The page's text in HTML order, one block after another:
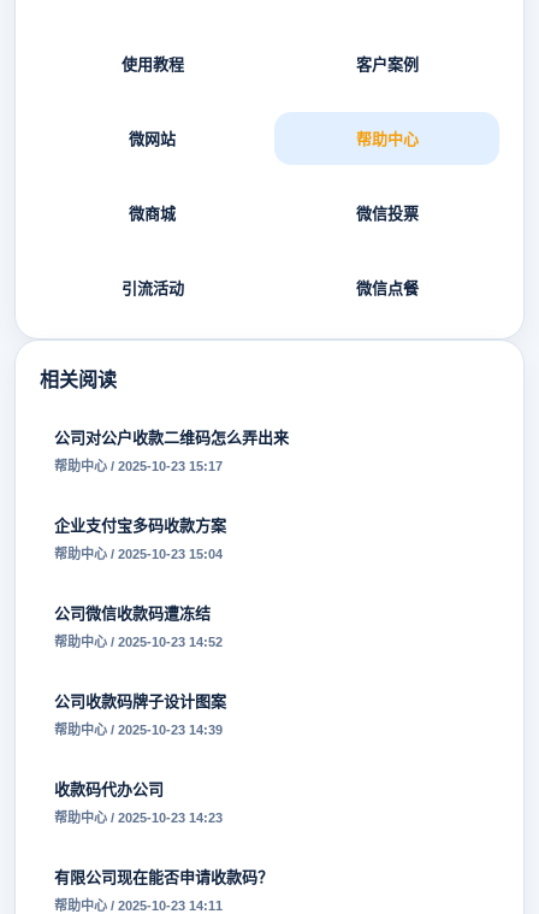
使用教程 客户案例
微网站 帮助中心
微商城 微信投票
引流活动 微信点餐
相关阅读
公司对公户收款二维码怎么弄出来
帮助中心 / 2025-10-23 15:17
企业支付宝多码收款方案
帮助中心 / 2025-10-23 15:04
公司微信收款码遭冻结
帮助中心 / 2025-10-23 14:52
公司收款码牌子设计图案
帮助中心 / 2025-10-23 14:39
收款码代办公司
帮助中心 / 2025-10-23 14:23
有限公司现在能否申请收款码？
帮助中心 / 2025-10-23 14:11